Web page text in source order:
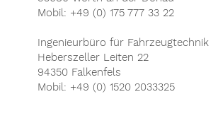
Mobil: +49 (0) 175 777 33 22
Ingenieurbüro für Fahrzeugtechnik
Heberszeller Leiten 22
94350 Falkenfels
Mobil: +49 (0) 1520 2033325